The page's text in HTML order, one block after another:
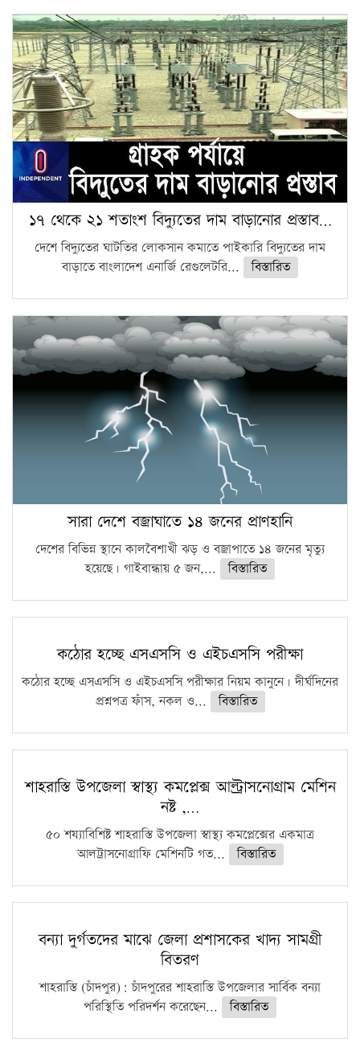
১৭ থেকে ২১ শতাংশ বিদ্যুতের দাম বাড়ানোর প্রস্তাব…
দেশে বিদ্যুতের ঘাটতির লোকসান কমাতে পাইকারি বিদ্যুতের দাম
বাড়াতে বাংলাদেশ এনার্জি রেগুলেটরি...
বিস্তারিত
সারা দেশে বজ্রাঘাতে ১৪ জনের প্রাণহানি
দেশের বিভিন্ন স্থানে কালবৈশাখী ঝড় ও বজ্রাপাতে ১৪ জনের মৃত্যু
হয়েছে। গাইবান্ধায় ৫ জন,...
বিস্তারিত
কঠোর হচ্ছে এসএসসি ও এইচএসসি পরীক্ষা
কঠোর হচ্ছে এসএসসি ও এইচএসসি পরীক্ষার নিয়ম কানুনে। দীর্ঘদিনের
প্রশ্নপত্র ফাঁস, নকল ও...
বিস্তারিত
শাহরাস্তি উপজেলা স্বাস্থ্য কমপ্লেক্স আল্ট্রাসনোগ্রাম মেশিন
নষ্ট ,…
৫০ শয্যাবিশিষ্ট শাহরাস্তি উপজেলা স্বাস্থ্য কমপ্লেক্সের একমাত্র
আলট্রাসনোগ্রাফি মেশিনটি গত...
বিস্তারিত
বন্যা দুর্গতদের মাঝে জেলা প্রশাসকের খাদ্য সামগ্রী
বিতরণ
শাহরাস্তি (চাঁদপুর): চাঁদপুরের শাহরাস্তি উপজেলার সার্বিক বন্যা
পরিস্থিতি পরিদর্শন করেছেন...
বিস্তারিত